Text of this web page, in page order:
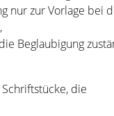
nur zur Vorlage
Beglaubigung
die